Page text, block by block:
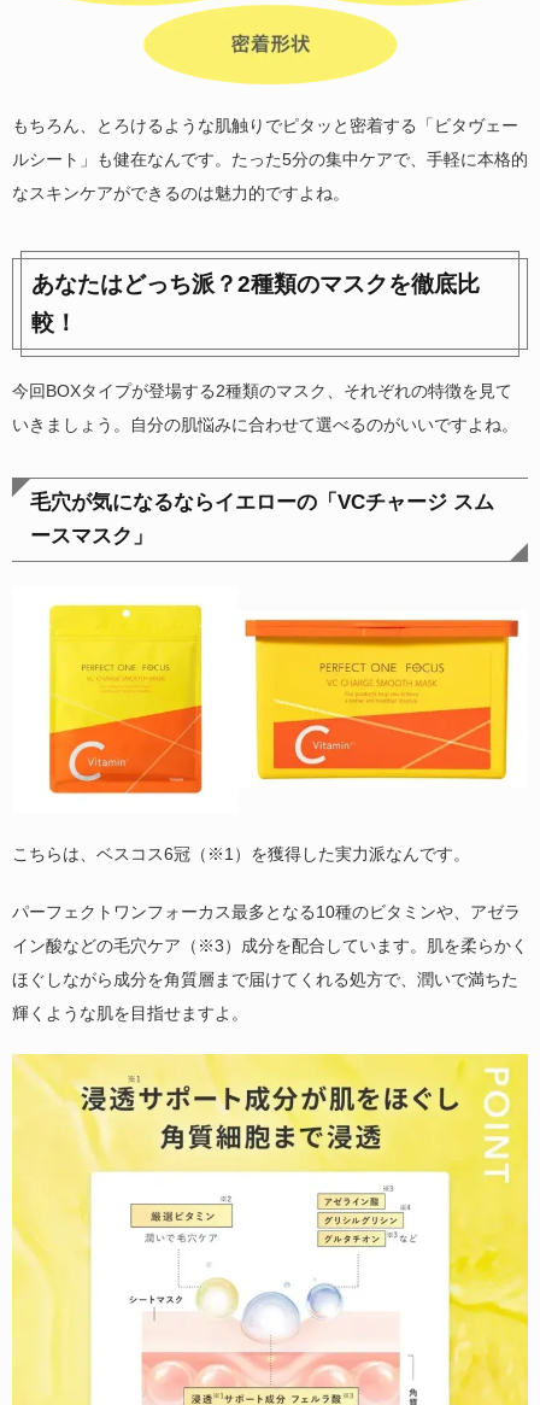
もちろん、とろけるような肌触りでピタッと密着する「ビタヴェー
ルシート」も健在なんです。たった5分の集中ケアで、手軽に本格的
なスキンケアができるのは魅力的ですよね。
あなたはどっち派？2種類のマスクを徹底比
較！
今回BOXタイプが登場する2種類のマスク、それぞれの特徴を見て
いきましょう。自分の肌悩みに合わせて選べるのがいいですよね。
毛穴が気になるならイエローの「VCチャージ スム
ースマスク」
こちらは、ベスコス6冠（※1）を獲得した実力派なんです。
パーフェクトワンフォーカス最多となる10種のビタミンや、アゼラ
イン酸などの毛穴ケア（※3）成分を配合しています。肌を柔らかく
ほぐしながら成分を角質層まで届けてくれる処方で、潤いで満ちた
輝くような肌を目指せますよ。